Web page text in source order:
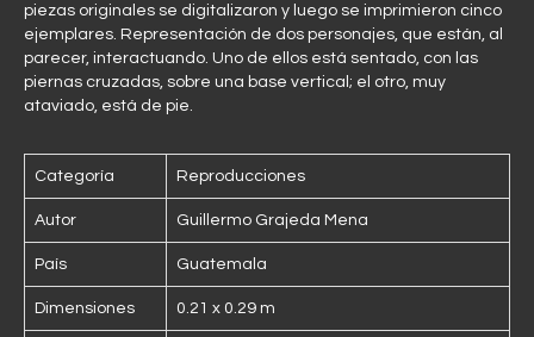
piezas originales se digitalizaron y luego se imprimieron cinco
ejemplares. Representación de dos personajes, que están, al
parecer, interactuando. Uno de ellos está sentado, con las
piernas cruzadas, sobre una base vertical; el otro, muy
ataviado, está de pie.
Categoría Reproducciones
Autor Guillermo Grajeda Mena
País Guatemala
Dimensiones 0.21 x 0.29 m